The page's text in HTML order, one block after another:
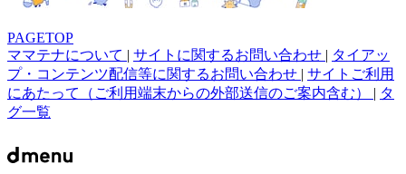
PAGETOP
ママテナについて | サイトに関するお問い合わせ | タイアッ
プ・コンテンツ配信等に関するお問い合わせ | サイトご利用
にあたって（ご利用端末からの外部送信のご案内含む） | タ
グ一覧